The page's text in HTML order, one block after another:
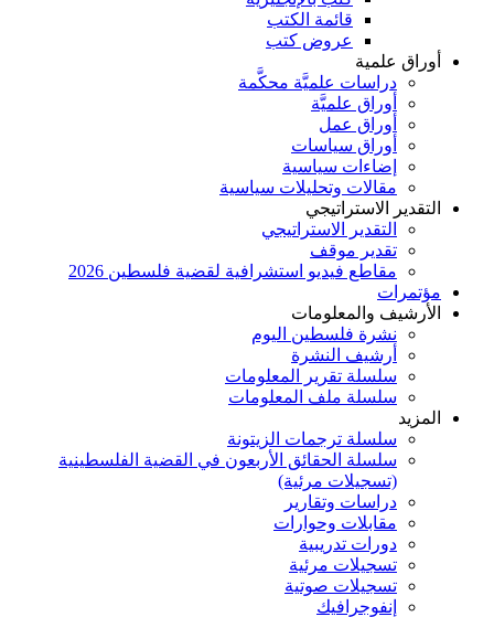
قائمة الكتب
عروض كتب
أوراق علمية
دراسات علميَّة محكَّمة
أوراق علميَّة
أوراق عمل
أوراق سياسات
إضاءات سياسية
مقالات وتحليلات سياسية
التقدير الاستراتيجي
التقدير الاستراتيجي
تقدير موقف
مقاطع فيديو استشرافية لقضية فلسطين 2026
مؤتمرات
الأرشيف والمعلومات
نشرة فلسطين اليوم
أرشيف النشرة
سلسلة تقرير المعلومات
سلسلة ملف المعلومات
المزيد
سلسلة ترجمات الزيتونة
سلسلة الحقائق الأربعون في القضية الفلسطينية
(تسجيلات مرئية)
دراسات وتقارير
مقابلات وحوارات
دورات تدريبية
تسجيلات مرئية
تسجيلات صوتية
إنفوجرافيك